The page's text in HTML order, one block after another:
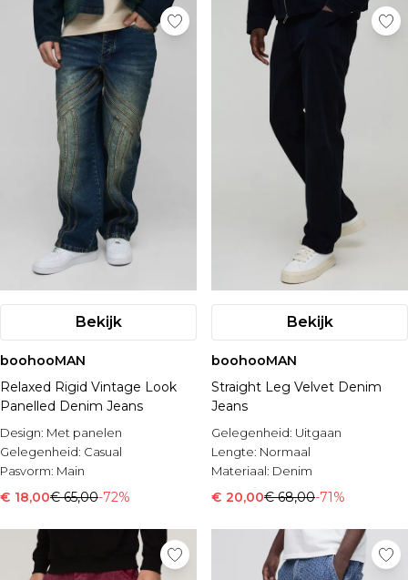
Bekijk
boohooMAN
Relaxed Rigid Vintage Look
Panelled Denim Jeans
Design: Met panelen
Gelegenheid: Casual
Pasvorm: Main
€ 18,00€ 65,00-72%
Bekijk
boohooMAN
Straight Leg Velvet Denim
Jeans
Gelegenheid: Uitgaan
Lengte: Normaal
Materiaal: Denim
€ 20,00€ 68,00-71%